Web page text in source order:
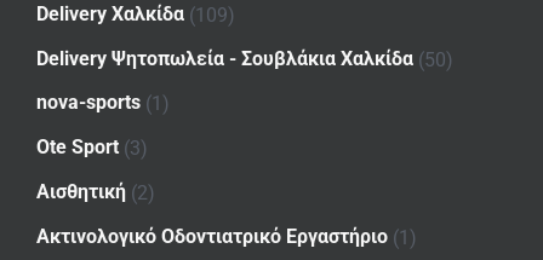
Delivery Χαλκίδα (109)
Delivery Ψητοπωλεία - Σουβλάκια Χαλκίδα (50)
nova-sports (1)
Ote Sport (3)
Αισθητική (2)
Ακτινολογικό Οδοντιατρικό Εργαστήριο (1)